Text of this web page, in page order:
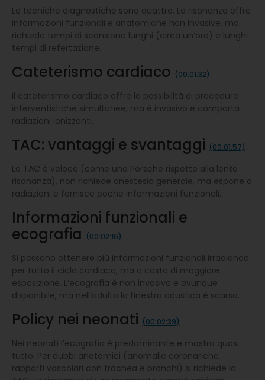
Le tecniche diagnostiche sono quattro. La risonanza offre
informazioni funzionali e anatomiche non invasive, ma
richiede tempi di scansione lunghi (circa un’ora) e lunghi
tempi di refertazione.
Cateterismo cardiaco (00:01:32)
Il cateterismo cardiaco offre la possibilità di procedure
interventistiche simultanee, ma è invasivo e comporta
radiazioni ionizzanti.
TAC: vantaggi e svantaggi (00:01:57)
La TAC è veloce (come una Porsche rispetto alla lenta
risonanza), non richiede anestesia generale, ma espone a
radiazioni e fornisce poche informazioni funzionali.
Informazioni funzionali e
ecografia (00:02:16)
Si possono ottenere più informazioni funzionali irradiando
per tutto il ciclo cardiaco, ma a costo di maggiore
esposizione. L’ecografia è non invasiva e ovunque
disponibile, ma nell’adulto la finestra acustica è scarsa.
Policy nei neonati (00:02:39)
Nei neonati l’ecografia è predominante e mostra quasi
tutto. Per dubbi anatomici (anomalie coronariche,
rapporti vascolari con trachea e bronchi) si richiede la